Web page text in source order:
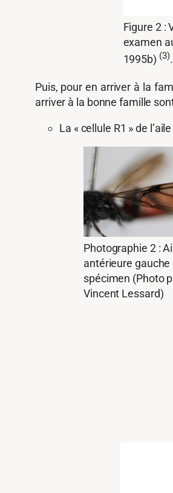
Figure 2 :
examen
1995b) (3).
Puis, pour en arriver à la
arriver à la bonne famille
La « cellule R1 » de
Photographie 2 :
antérieure gauche
spécimen (Photo
Vincent Lessard)